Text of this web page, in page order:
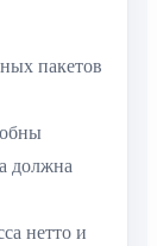
пакетов
должна
нетто и